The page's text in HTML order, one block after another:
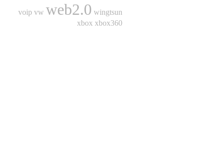
voip vw web2.0 wingtsun
xbox xbox360